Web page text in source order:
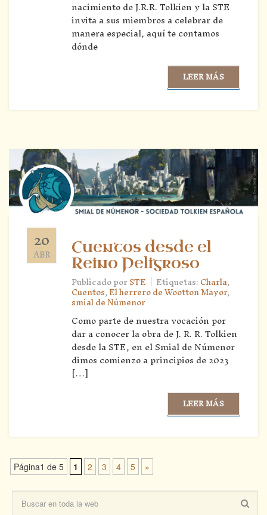
nacimiento de J.R.R. Tolkien y la STE
invita a sus miembros a celebrar de
manera especial, aquí te contamos
dónde
LEER MÁS
20
ABR
Cuentos desde el
Reino Peligroso
Publicado porSTE | Etiquetas:Charla,
Cuentos,El herrero de Wootton Mayor,
smial de Númenor
Como parte de nuestra vocación por
dar a conocer la obra de J. R. R. Tolkien
desde la STE, en el Smial de Númenor
dimos comienzo a principios de 2023
[…]
LEER MÁS
Página1 de 5 1 2 3 4 5 »